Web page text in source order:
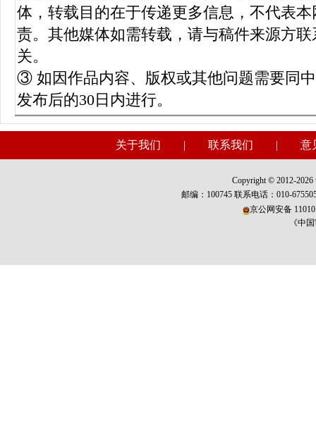
体，转载目的在于传递更多信息，不代表
责。其他媒体如需转载，请与稿件来源方
关。
③ 如因作品内容、版权或其他问题需要同
发布后的30日内进行。
关于我们 | 联系我们 | 意
Copyright © 2012-2026
邮编：100745 联系电话：010-
京公网安备
《中